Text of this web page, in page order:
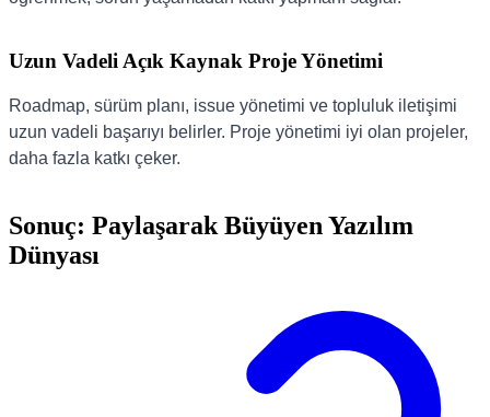
Uzun Vadeli Açık Kaynak Proje Yönetimi
Roadmap, sürüm planı, issue yönetimi ve topluluk iletişimi
uzun vadeli başarıyı belirler. Proje yönetimi iyi olan projeler,
daha fazla katkı çeker.
Sonuç: Paylaşarak Büyüyen Yazılım
Dünyası